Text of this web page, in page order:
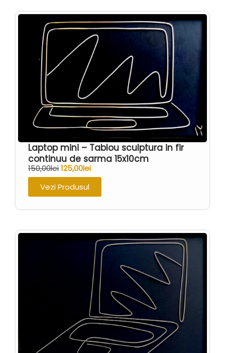
Laptop mini – Tablou sculptura in fir
continuu de sarma 15x10cm
150,00lei125,00lei
Vezi Produsul